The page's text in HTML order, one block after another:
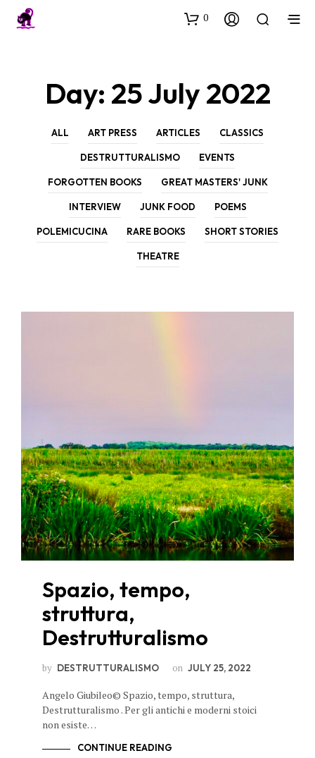
0
Day: 25 July 2022
ALL ART PRESS ARTICLES CLASSICS
DESTRUTTURALISMO EVENTS
FORGOTTEN BOOKS GREAT MASTERS' JUNK
INTERVIEW JUNK FOOD POEMS
POLEMICUCINA RARE BOOKS SHORT STORIES
THEATRE
Spazio, tempo,
struttura,
Destrutturalismo
by DESTRUTTURALISMO on JULY 25, 2022
Angelo Giubileo© Spazio, tempo, struttura,
Destrutturalismo . Per gli antichi e moderni stoici
non esiste…
CONTINUE READING